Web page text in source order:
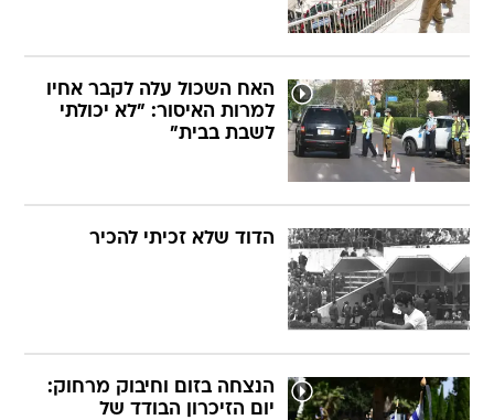
האח השכול עלה לקבר אחיו
למרות האיסור: "לא יכולתי
לשבת בבית"
הדוד שלא זכיתי להכיר
הנצחה בזום וחיבוק מרחוק:
יום הזיכרון הבודד של